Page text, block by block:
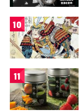
10
11